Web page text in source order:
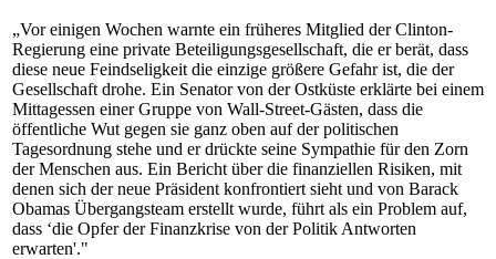
„Vor einigen Wochen warnte ein früheres Mitglied der Clinton-
Regierung eine private Beteiligungsgesellschaft, die er berät, dass
diese neue Feindseligkeit die einzige größere Gefahr ist, die der
Gesellschaft drohe. Ein Senator von der Ostküste erklärte bei einem
Mittagessen einer Gruppe von Wall-Street-Gästen, dass die
öffentliche Wut gegen sie ganz oben auf der politischen
Tagesordnung stehe und er drückte seine Sympathie für den Zorn
der Menschen aus. Ein Bericht über die finanziellen Risiken, mit
denen sich der neue Präsident konfrontiert sieht und von Barack
Obamas Übergangsteam erstellt wurde, führt als ein Problem auf,
dass ‘die Opfer der Finanzkrise von der Politik Antworten
erwarten'."